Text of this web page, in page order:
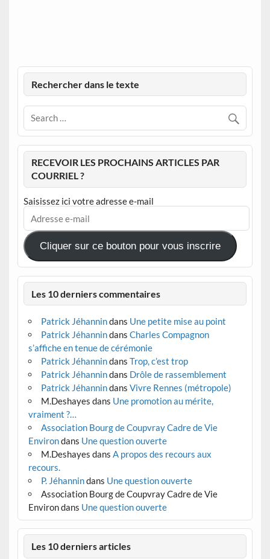
Rechercher dans le texte
RECEVOIR LES PROCHAINS ARTICLES PAR
COURRIEL ?
Saisissez ici votre adresse e-mail
Adresse
mail
Cliquer sur ce bouton pour vous inscrire
Les 10 derniers commentaires
Patrick Jéhannindans Une petite mise au point
Patrick Jéhannindans Charles Compagnon
s’affiche en tenue de cérémonie
Patrick Jéhannindans Trop, c’est trop
Patrick Jéhannindans Drôle de rassemblement
Patrick Jéhannindans Vivre Rennes (métropole)
M.Deshayes dans Une promotion au mérite,
vraiment ?…
Association Bourg de Coupvray Cadre de Vie
Environdans Une question ouverte
M.Deshayes dans A propos des recours aux
recours.
P. Jéhannindans Une question ouverte
Association Bourg de Coupvray Cadre de Vie
Environdans Une question ouverte
Les 10 derniers articles